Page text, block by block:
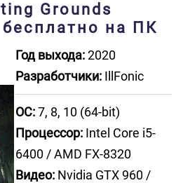
Grounds
бесплатно на ПК
Год выхода:2020
Разработчики: IllFonic
ОС:7, 8, 10 (64-bit)
Процессор: Intel Core i5-
6400 / AMD FX-8320
Видео: Nvidia GTX 960 /